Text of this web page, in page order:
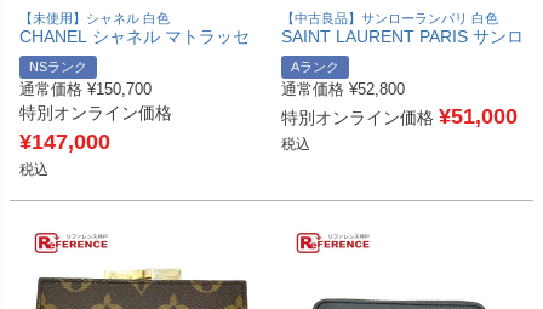
【未使用】シャネル 白色
CHANEL シャネル マトラッセ
ココマーク フラグメントケース
カードケース ミニ財布 コイン
ケース キャビアスキン レディ
ース ホワイト 未使用 【中古】
NSランク
通常価格 ¥150,700
特別オンライン価格
¥147,000
税込
【中古良品】サンローランパリ 白色
SAINT LAURENT PARIS サンロ
ーランパリ 372264 カサンドラ
シェブロン バイカラー 財布 ウ
ォレット 長財布 レザー レディ
ース ホワイト 【中古】
Aランク
通常価格 ¥52,800
特別オンライン価格 ¥51,000
税込